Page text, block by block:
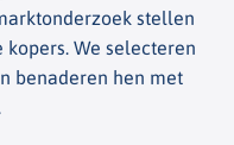
stellen
We selecteren
benaderen hen met